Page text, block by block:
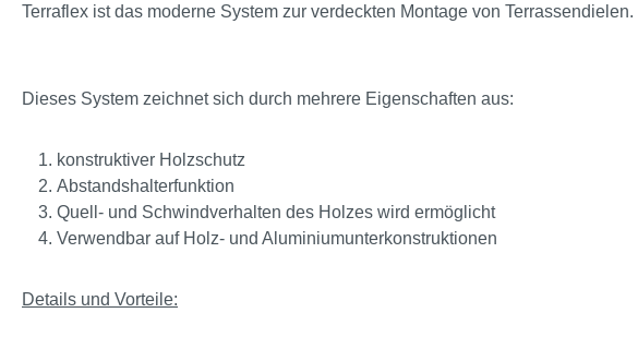
Terraflex ist das moderne System zur verdeckten Montage von
Dieses System zeichnet sich durch mehrere Eigenschaften aus:
konstruktiver Holzschutz
Abstandshalterfunktion
Quell- und Schwindverhalten des Holzes wird ermöglicht
Verwendbar auf Holz- und Aluminiumunterkonstruktionen
Details und Vorteile: